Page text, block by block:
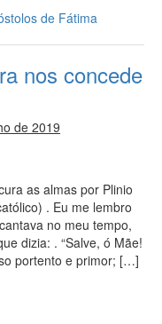
de Fátima
nos concede
de 2019
as almas por Plinio
. Eu me lembro
no meu tempo,
dizia: . “Salve, ó Mãe!
portento e primor; […]